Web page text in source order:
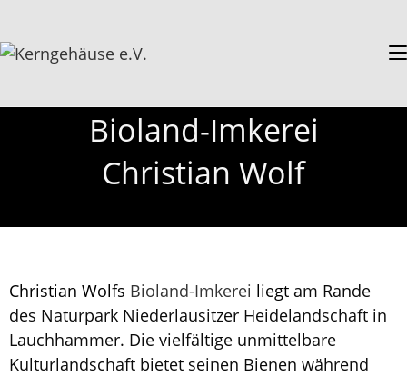
Bioland-Imkerei
Christian Wolf
Christian Wolfs Bioland-Imkerei liegt am Rande
des Naturpark Niederlausitzer Heidelandschaft in
Lauchhammer. Die vielfältige unmittelbare
Kulturlandschaft bietet seinen Bienen während